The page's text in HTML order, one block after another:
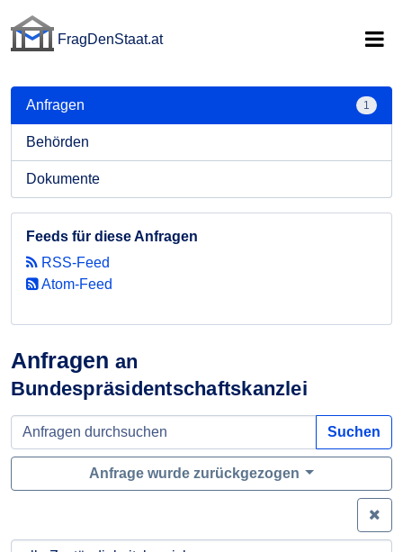
FragDenStaat.at
Anfragen an
Bundespräsidentschaftskanzlei
Suchen
Anfrage wurde zurückgezogen
Anfragen 1
Behörden
Dokumente
Feeds für diese Anfragen
RSS-Feed
Atom-Feed